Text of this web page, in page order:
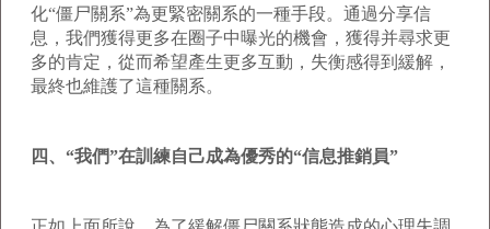
化“僵尸關系”為更緊密關系的一種手段。通過分享信
息，我們獲得更多在圈子中曝光的機會，獲得并尋求更
多的肯定，從而希望產生更多互動，失衡感得到緩解，
最終也維護了這種關系。
四、“我們”在訓練自己成為優秀的“信息推銷員”